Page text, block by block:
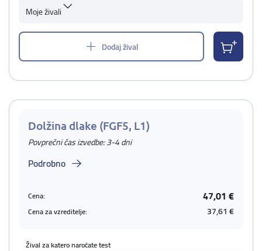
Moje živali
Dodaj žival
Dolžina dlake (FGF5, L1)
Povprečni čas izvedbe: 3-4 dni
Podrobno
Cena: 47,01 €
Cena za vzreditelje: 37,61 €
Žival za katero naročate test